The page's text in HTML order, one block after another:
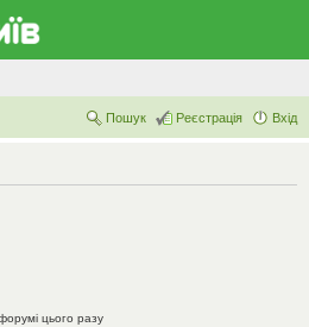
Вхід
Реєстрація
Пошук
цього разу